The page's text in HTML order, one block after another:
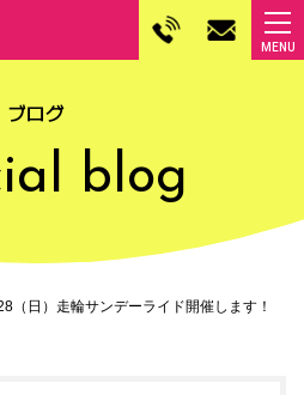
ブログ
blog
（日）走輪サンデーライド開催します！